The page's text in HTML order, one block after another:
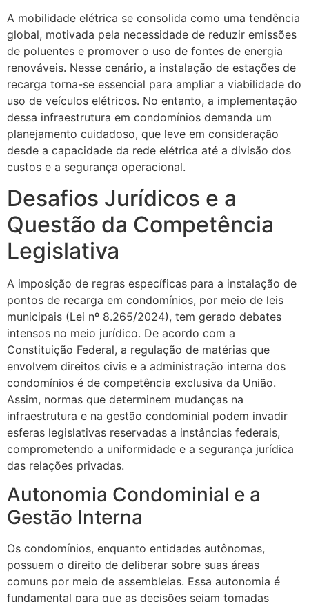
A mobilidade elétrica se consolida como uma tendência
global, motivada pela necessidade de reduzir emissões
de poluentes e promover o uso de fontes de energia
renováveis. Nesse cenário, a instalação de estações de
recarga torna-se essencial para ampliar a viabilidade do
uso de veículos elétricos. No entanto, a implementação
dessa infraestrutura em condomínios demanda um
planejamento cuidadoso, que leve em consideração
desde a capacidade da rede elétrica até a divisão dos
custos e a segurança operacional.
Desafios Jurídicos e a
Questão da Competência
Legislativa
A imposição de regras específicas para a instalação de
pontos de recarga em condomínios, por meio de leis
municipais (Lei nº 8.265/2024), tem gerado debates
intensos no meio jurídico. De acordo com a
Constituição Federal, a regulação de matérias que
envolvem direitos civis e a administração interna dos
condomínios é de competência exclusiva da União.
Assim, normas que determinem mudanças na
infraestrutura e na gestão condominial podem invadir
esferas legislativas reservadas a instâncias federais,
comprometendo a uniformidade e a segurança jurídica
das relações privadas.
Autonomia Condominial e a
Gestão Interna
Os condomínios, enquanto entidades autônomas,
possuem o direito de deliberar sobre suas áreas
comuns por meio de assembleias. Essa autonomia é
fundamental para que as decisões sejam tomadas